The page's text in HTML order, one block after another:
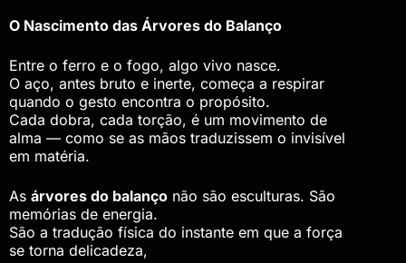
O Nascimento das Árvores do Balanço
Entre o ferro e o fogo, algo vivo nasce.
O aço, antes bruto e inerte, começa a respirar
quando o gesto encontra o propósito.
Cada dobra, cada torção, é um movimento de
alma — como se as mãos traduzissem o invisível
em matéria.
As árvores do balanço não são esculturas. São
memórias de energia.
São a tradução física do instante em que a força
se torna delicadeza,